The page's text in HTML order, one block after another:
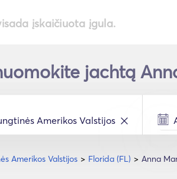
įskaičiuota įgula.
jachtą
Amerikos Valstijos Florida (FL) Anna